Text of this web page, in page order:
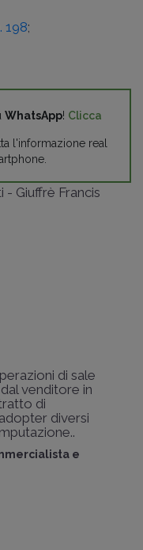
198;
WhatsApp! Clicca
l'informazione real
Giuffrè Francis
di sale
venditore in
di
diversi
e